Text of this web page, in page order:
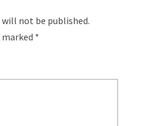
will not be published.
marked *